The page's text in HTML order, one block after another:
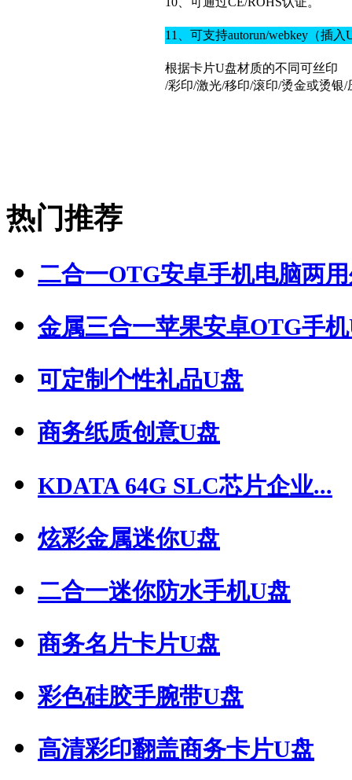
11、可支持autorun/webkey（插
根据卡片U盘材质的不同可丝印
/彩印/激光/移印/滚印/烫金或烫银
热门推荐
二合一OTG安卓手机电脑两
金属三合一苹果安卓OTG手
可定制个性礼品U盘
商务纸质创意U盘
KDATA 64G SLC芯片企业...
炫彩金属迷你U盘
二合一迷你防水手机U盘
商务名片卡片U盘
彩色硅胶手腕带U盘
高清彩印翻盖商务卡片U盘